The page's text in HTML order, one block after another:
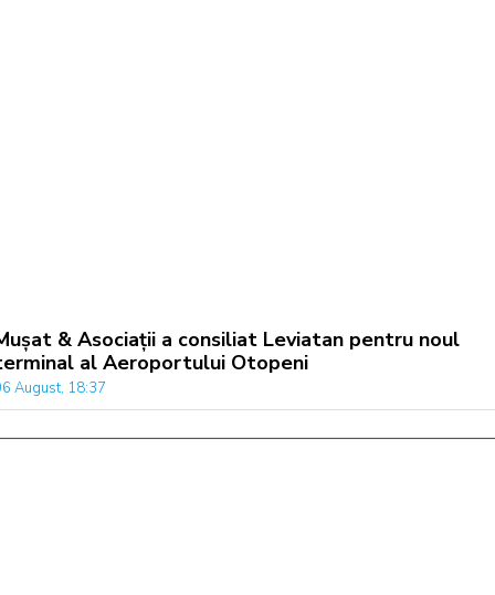
& Asociații a consiliat Leviatan pentru noul
al Aeroportului Otopeni
August, 18:37